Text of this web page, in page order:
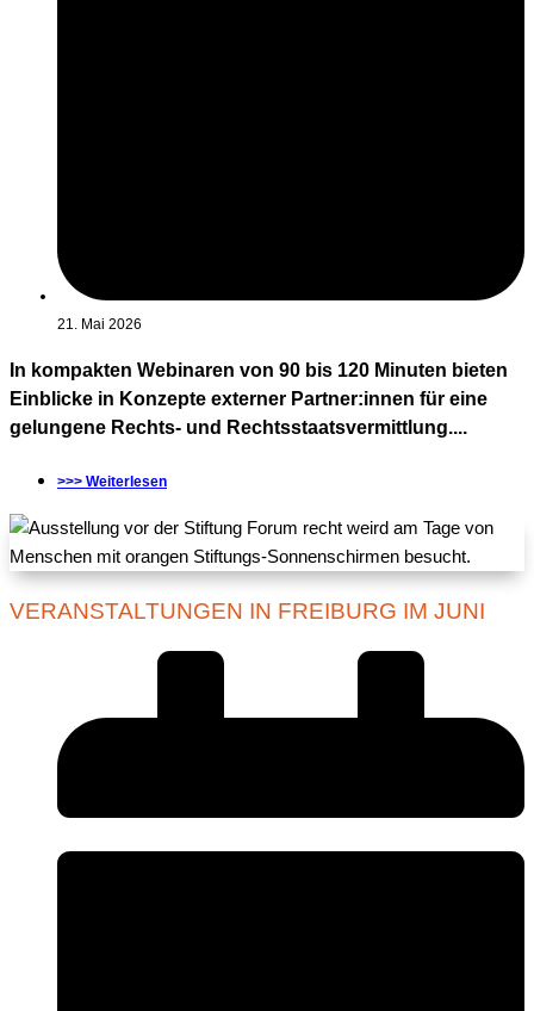
21. Mai 2026
In kompakten Webinaren von 90 bis 120 Minuten bieten
Einblicke in Konzepte externer Partner:innen für eine
gelungene Rechts- und Rechtsstaatsvermittlung....
>>> Weiterlesen
VERANSTALTUNGEN IN FREIBURG IM JUNI